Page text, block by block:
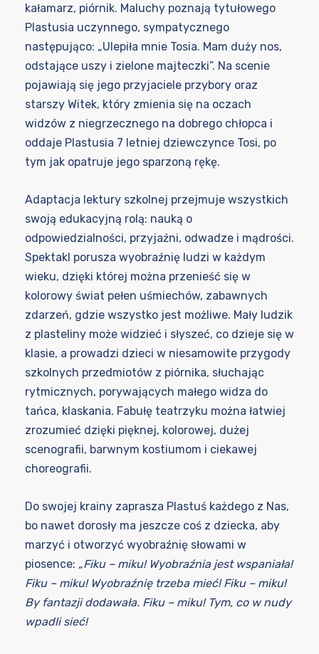
kałamarz, piórnik. Maluchy poznają tytułowego
Plastusia uczynnego, sympatycznego
następująco: „Ulepiła mnie Tosia. Mam duży nos,
odstające uszy i zielone majteczki”. Na scenie
pojawiają się jego przyjaciele przybory oraz
starszy Witek, który zmienia się na oczach
widzów z niegrzecznego na dobrego chłopca i
oddaje Plastusia 7 letniej dziewczynce Tosi, po
tym jak opatruje jego sparzoną rękę.
Adaptacja lektury szkolnej przejmuje wszystkich
swoją edukacyjną rolą: nauką o
odpowiedzialności, przyjaźni, odwadze i mądrości.
Spektakl porusza wyobraźnię ludzi w każdym
wieku, dzięki której można przenieść się w
kolorowy świat pełen uśmiechów, zabawnych
zdarzeń, gdzie wszystko jest możliwe. Mały ludzik
z plasteliny może widzieć i słyszeć, co dzieje się w
klasie, a prowadzi dzieci w niesamowite przygody
szkolnych przedmiotów z piórnika, słuchając
rytmicznych, porywających małego widza do
tańca, klaskania. Fabułę teatrzyku można łatwiej
zrozumieć dzięki pięknej, kolorowej, dużej
scenografii, barwnym kostiumom i ciekawej
choreografii.
Do swojej krainy zaprasza Plastuś każdego z Nas,
bo nawet dorosły ma jeszcze coś z dziecka, aby
marzyć i otworzyć wyobraźnię słowami w
piosence: „Fiku – miku! Wyobraźnia jest wspaniała!
Fiku – miku! Wyobraźnię trzeba mieć! Fiku – miku!
By fantazji dodawała. Fiku – miku! Tym, co w nudy
wpadli sieć!